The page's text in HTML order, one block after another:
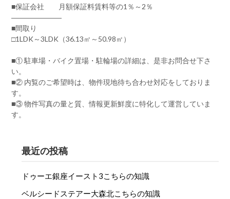
■保証会社 月額保証料賃料等の1％～2％
―――――――
■間取り
□1LDK～3LDK（36.13㎡～50.98㎡）
■① 駐車場・バイク置場・駐輪場の詳細は、是非お問合せ下さ
い。
■② 内覧のご希望時は、物件現地待ち合わせ対応をしておりま
す。
■③ 物件写真の量と質、情報更新鮮度に特化して運営していま
す。
最近の投稿
ドゥーエ銀座イースト3こちらの知識
ベルシードステアー大森北こちらの知識